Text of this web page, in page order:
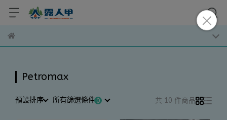
Petromax
預設排序 所有篩選條件 共 10 件商品